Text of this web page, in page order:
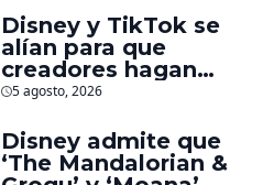
Beatles
Disney y TikTok se
alían para que
creadores hagan
videos con
Marvel, Pixar y ‘Star
Wars’
5 agosto, 2026
Disney admite que
‘The Mandalorian &